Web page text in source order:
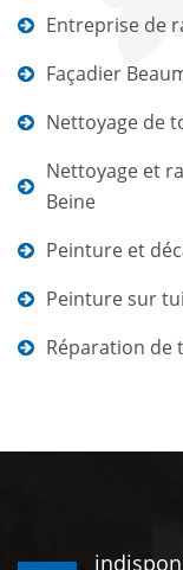
Entreprise de
Façadier
Nettoyage de
Nettoyage et
Beine
Peinture et
Peinture sur
Réparation de